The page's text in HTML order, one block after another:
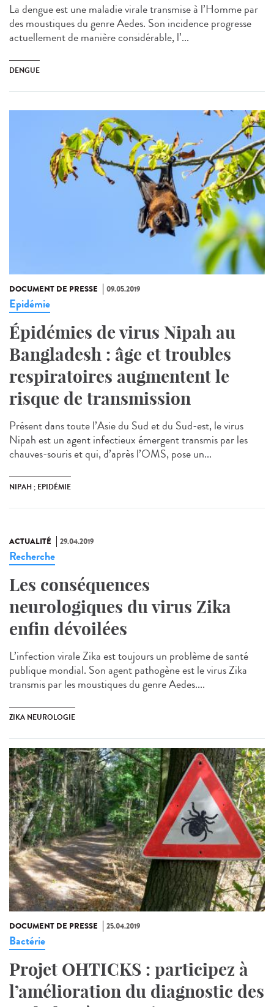
La dengue est une maladie virale transmise à l’Homme par
des moustiques du genre Aedes. Son incidence progresse
actuellement de manière considérable, l’...
DENGUE
DOCUMENT DE PRESSE 09.05.2019
Epidémie
Épidémies de virus Nipah au
Bangladesh : âge et troubles
respiratoires augmentent le
risque de transmission
Présent dans toute l’Asie du Sud et du Sud-est, le virus
Nipah est un agent infectieux émergent transmis par les
chauves-souris et qui, d’après l’OMS, pose un...
NIPAH ; EPIDÉMIE
ACTUALITÉ 29.04.2019
Recherche
Les conséquences
neurologiques du virus Zika
enfin dévoilées
L’infection virale Zika est toujours un problème de santé
publique mondial. Son agent pathogène est le virus Zika
transmis par les moustiques du genre Aedes....
ZIKA NEUROLOGIE
DOCUMENT DE PRESSE 25.04.2019
Bactérie
Projet OHTICKS : participez à
l’amélioration du diagnostic des